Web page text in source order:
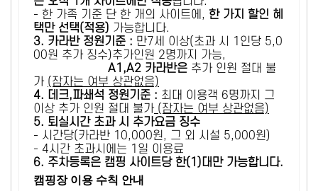
- 한 가족 기준 단 한 개의 사이트에, 한 가지 할인 혜
택만 선택(적용) 가능합니다.
3. 카라반 정원기준 : 만7세 이상(초과 시 1인당 5,0
00원 추가 징수)추가인원 2명까지 가능,
A1,A2 카라반은 추가 인원 절대 불
가 (잠자는 여부 상관없음)
4. 데크,파쇄석 정원기준 : ​최대 이용객 6명까지 그
이상 추가 인원 절대 불가 (잠자는 여부 상관없음)
5. 퇴실시간 초과 시 추가요금 징수
- 시간당(카라반 10,000원, 그 외 시설 5,000원)
- 4시간 초과시에는 1일 이용료
6. 주차등록은 캠핑 사이트당 한(1)대만 가능합니다.
캠핑장 이용 수칙 안내